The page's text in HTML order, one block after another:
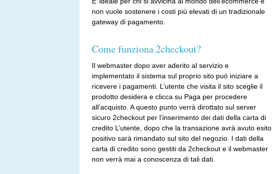
non vuole sostenere i costi più elevati di un tradizionale
gateway di pagamento.
Come funziona 2checkout?
Il webmaster dopo aver aderito al servizio e
implementato il sistema sul proprio sito può iniziare a
ricevere i pagamenti. L’utente che visita il sito sceglie il
prodotto desidera e clicca su Paga per procedere
all’acquisto. A questo punto verrà dirottato sul server
sicuro 2checkout per l’inserimento dei dati della carta di
credito L’utente, dopo che la transazione avrà avuto esito
positivo sarà rimandato sul sito del negozio. I dati della
carta di credito sono gestiti da 2checkout e il webmaster
non verrà mai a conoscenza di tali dati.